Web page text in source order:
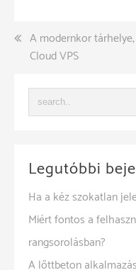
Bejegyzés
navigáció
A modernkor
Cloud VPS
Legutóbbi
Ha a kéz szokatlan
Miért fontos a
rangsorolásban?
A lőttbeton